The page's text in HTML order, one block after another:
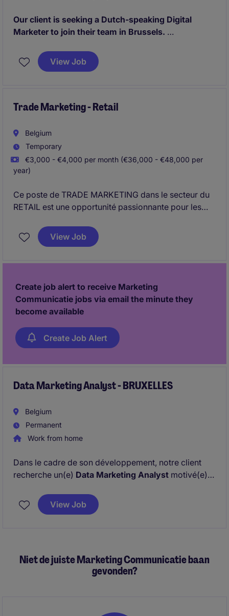
Our client is seeking a Dutch-speaking Digital
Marketer to join their team in Brussels.
the Dutch-speaking market in Belgium. Working
closely with the broader Marketing team, you will
View Job
Trade Marketing - Retail
Belgium
Temporary
€3,000 - €4,000 per month (€36,000 - €48,000 per
year)
Ce poste de TRADE MARKETING dans le secteur du
RETAIL est une opportunité passionnante pour les
serez chargé(e) de développer et d'exécuter des
stratégies marketing pour optimiser la visibilité des
View Job
Create job alert to receive Marketing
Communicatie jobs via email the minute they
become available
Create Job Alert
Data Marketing Analyst - BRUXELLES
Belgium
Permanent
Work from home
Dans le cadre de son développement, notre client
recherche un(e) Data Marketing Analyst motivé(e)
Communication. Vous serez responsable de
contribuer à la mise en œuvre et au suivi des activités
View Job
Niet de juiste Marketing Communicatie baan
gevonden?